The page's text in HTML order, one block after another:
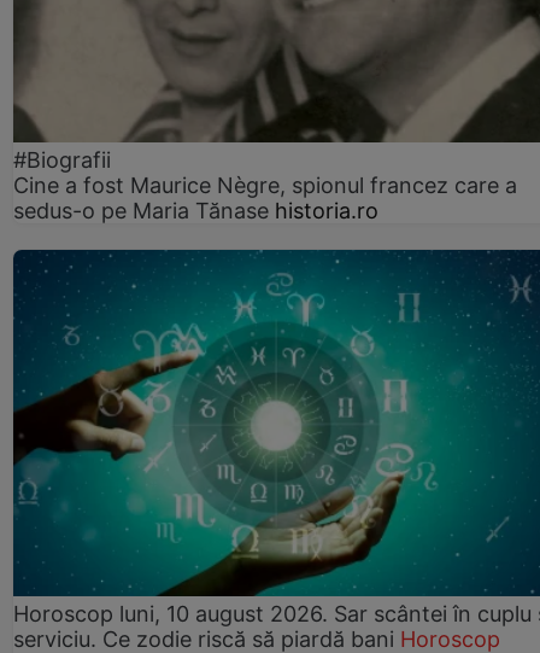
#Biografii
Cine a fost Maurice Nègre, spionul francez care a
sedus-o pe Maria Tănase historia.ro
Horoscop luni, 10 august 2026. Sar scântei în cuplu
serviciu. Ce zodie riscă să piardă bani Horoscop